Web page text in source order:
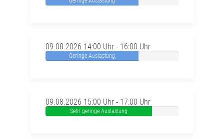
09.08.2026 14:00 Uhr - 16:00 Uhr
Geringe Auslastung
09.08.2026 15:00 Uhr - 17:00 Uhr
Sehr geringe Auslastung